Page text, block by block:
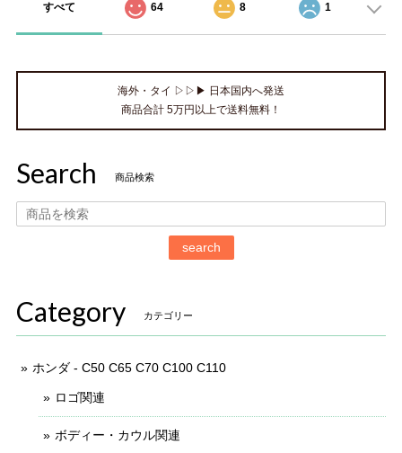
すべて 64 8 1
海外・タイ ▷▷▶ 日本国内へ発送
商品合計 5万円以上で送料無料！
Search 商品検索
search
Category カテゴリー
ホンダ - C50 C65 C70 C100 C110
ロゴ関連
ボディー・カウル関連